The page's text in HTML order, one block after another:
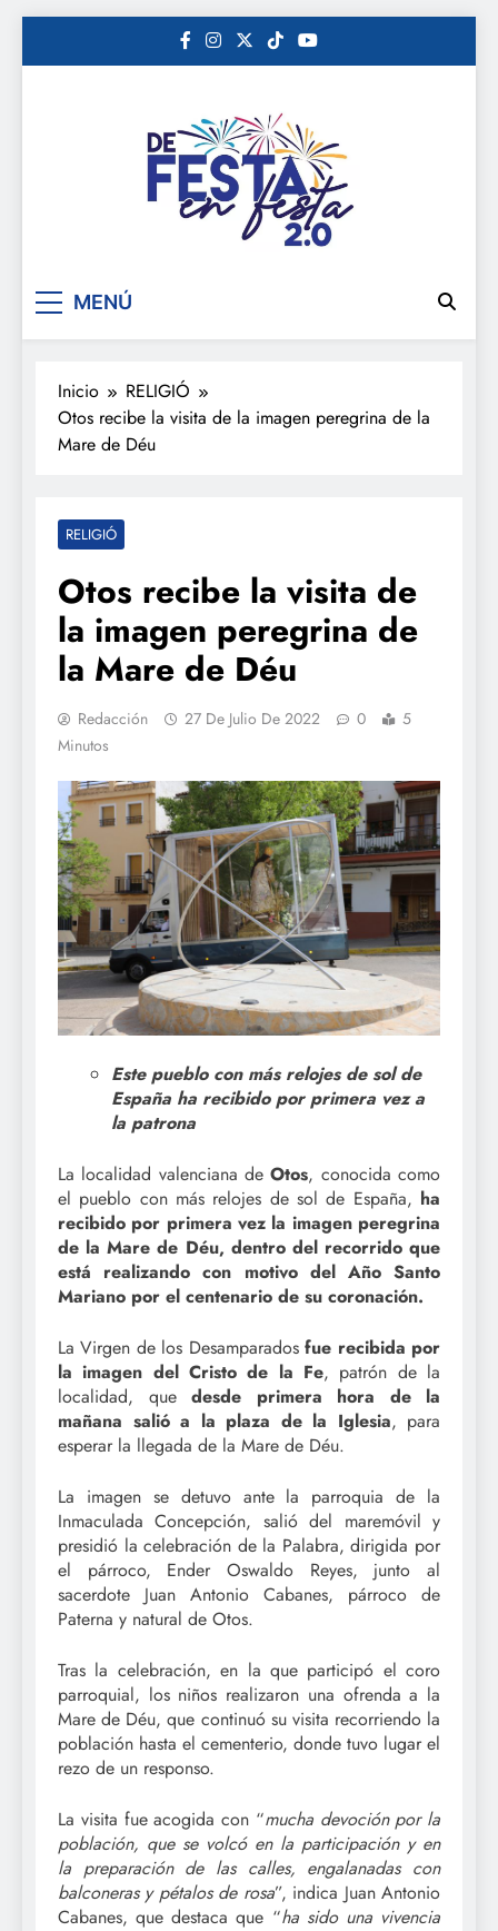
De festa en festa 2.0
MENÚ
Inicio
RELIGIÓ
Otos recibe la visita de la imagen peregrina de la
Mare de Déu
RELIGIÓ
Otos recibe la visita de
la imagen peregrina de
la Mare de Déu
Redacción 27 De Julio De 2022 0
5
Minutos
Este pueblo con más relojes de sol de
España ha recibido por primera vez a
la patrona
La localidad valenciana deOtos, conocida como
el pueblo con más relojes de sol de España, ha
recibido por primera vez la imagen peregrina
de la Mare de Déu, dentro del recorrido que
está realizando con motivo del Año Santo
Mariano por el centenario de su coronación.
La Virgen de los Desamparadosfue recibida por
la imagen del Cristo de la Fe, patrón de la
localidad, que desde primera hora de la
mañana salió a la plaza de la Iglesia, para
esperar la llegada de la Mare de Déu.
La imagen se detuvo ante la parroquia de la
Inmaculada Concepción, salió del maremóvil y
presidió la celebración de la Palabra, dirigida por
el párroco, Ender Oswaldo Reyes, junto al
sacerdote Juan Antonio Cabanes, párroco de
Paterna y natural de Otos.
Tras la celebración, en la que participó el coro
parroquial, los niños realizaron una ofrenda a la
Mare de Déu, que continuó su visita recorriendo la
población hasta el cementerio, donde tuvo lugar el
rezo de un responso.
La visita fue acogida con “mucha devoción por la
población, que se volcó en la participación y en
la preparación de las calles, engalanadas con
balconeras y pétalos de rosa”, indica Juan Antonio
Cabanes, que destaca que “ha sido una vivencia